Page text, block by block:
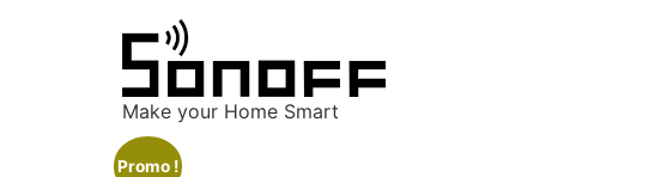
Make your Home Smart
Promo !